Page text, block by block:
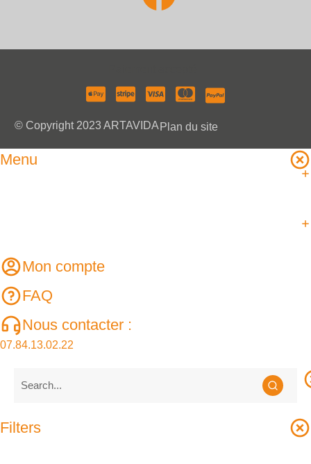
© Copyright 2023 ARTAVIDA Plan du site
Menu
Mon compte
FAQ
Nous contacter :
07.84.13.02.22
Filters